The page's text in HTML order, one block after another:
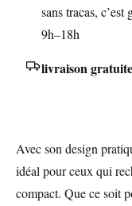
sans tracas,
9h–18h
livraison gratuite
Avec son design
idéal pour ceux qui
compact. Que ce soit